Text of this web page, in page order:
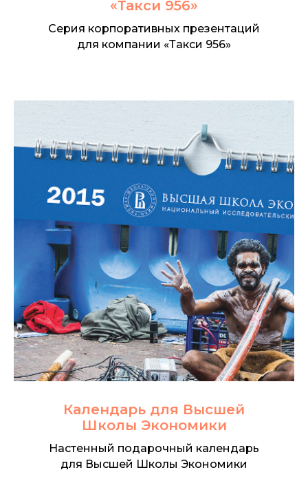
«Такси 956»
Серия корпоративных презентаций
для компании «Такси 956»
Календарь для Высшей
Школы Экономики
Настенный подарочный календарь
для Высшей Школы Экономики